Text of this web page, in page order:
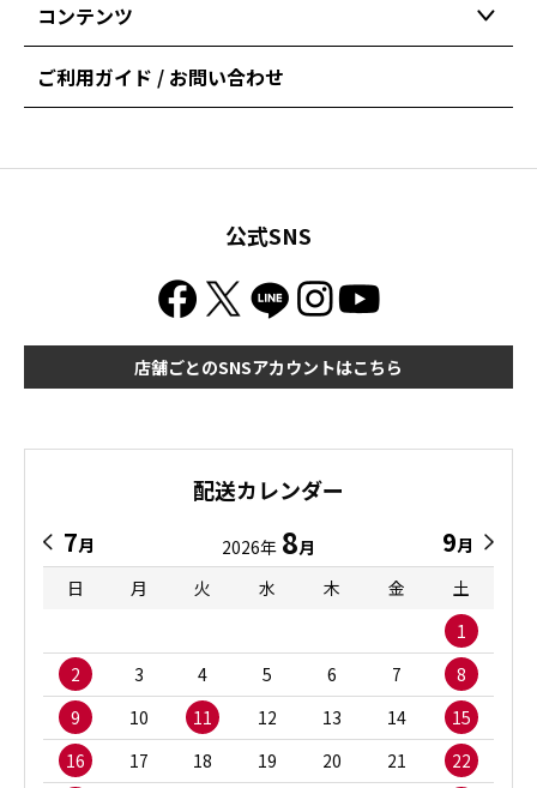
コンテンツ
ご利用ガイド / お問い合わせ
公式SNS
店舗ごとのSNSアカウントはこちら
配送カレンダー
7月 2026年 8月 9月
日
月 火 水 木 金
土
1
2
3 4 5 6 7
8
9
10 11 12 13 14
15
16
17 18 19 20 21 22